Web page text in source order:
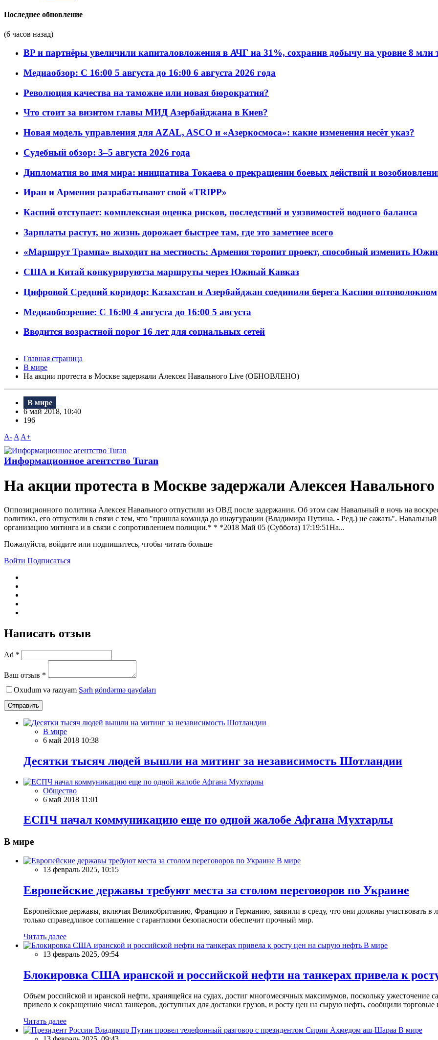
Последнее обновление
(6 часов назад)
BP и партнёры увеличили капиталовложения в АЧГ на 31%, сохранив добычу на уровне 8 млн
Медиаобзор: С 16:00 5 августа до 16:00 6 августа 2026 года
Революция качества на таможне или новая бюрократия?
Что стоит за визитом главы МИД Азербайджана в Киев?
Новая модель управления для AZAL, ASCO и «Азеркосмоса»: какие изменения несёт указ?
Судебный обзор: 3–5 августа 2026 года
Дипломатия во имя мира: инициатива Токаева о прекращении боевых действий и
Иран и Армения разрабатывают свой «TRIPP»
Каспий отступает: комплексная оценка рисков, последствий и уязвимостей водного баланса
Зарплаты растут, но жизнь дорожает быстрее там, где это заметнее всего
«Маршрут Трампа» выходит на местность: Армения торопит проект, способный изменить
США и Китай конкурируютза маршруты через Южный Кавказ
Цифровой Средний коридор: Казахстан и Азербайджан соединили берега Каспия оптоволокном
Медиаобозрение: С 16:00 4 августа до 16:00 5 августа
Вводится возрастной порог 16 лет для социальных сетей
Главная страница
В мире
На акции протеста в Москве задержали Алексея Навального Live (ОБНОВЛЕНО)
В мире
6 май 2018, 10:40
196
A- A A+
Информационное агентство Turan
На акции протеста в Москве задержали Алексея
Оппозиционного политика Алексея Навального отпустили из ОBД после задержания. Об этом сам Навальный в ночь на
политика, его отпустили в связи с тем, что "пришла команда до инаугурации (Bладимира Путина. - Ред.) не сажать".
организацию митинга и в связи с сопротивлением полиции.* * *2018 Май 05 (Суббота) 17:19:51На...
Пожалуйста, войдите или подпишитесь, чтобы читать больше
Войти Подписаться
Написать отзыв
Ad *
Ваш отзыв *
Oxudum və razıyam Şərh göndərmə qaydaları
Отправить
В мире
6 май 2018 10:38
Десятки тысяч людей вышли на митинг за независимость Шотландии
Общество
6 май 2018 11:01
ЕСПЧ начал коммуникацию еще по одной жалобе Афгана Мухтарлы
В мире
В мире
13 февраль 2025, 10:15
Европейские державы требуют места за столом переговоров по Украине
Европейские державы, включая Великобританию, Францию и Германию, заявили в среду, что они должны участвовать в
только справедливое соглашение с гарантиями безопасности обеспечит прочный мир.
Читать далее
В мире
13 февраль 2025, 09:54
Блокировка США иранской и российской нефти на танкерах привела к
Объем российской и иранской нефти, хранящейся на судах, достиг многомесячных максимумов, поскольку
привело к сокращению числа танкеров, доступных для доставки грузов, и росту цен на сырую нефть, сообщили
Читать далее
В мире